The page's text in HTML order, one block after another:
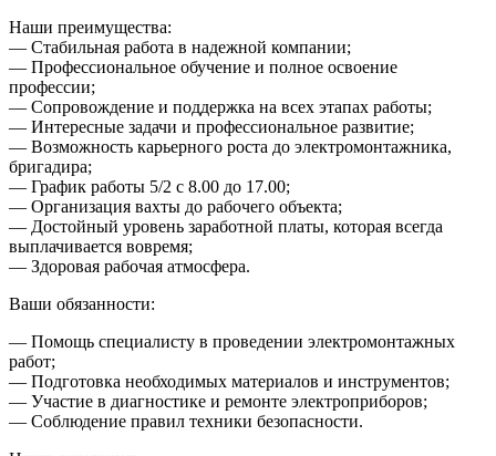
Наши преимущества:
— Стабильная работа в надежной компании;
— Профессиональное обучение и полное освоение
профессии;
— Сопровождение и поддержка на всех этапах работы;
— Интересные задачи и профессиональное развитие;
— Возможность карьерного роста до электромонтажника,
бригадира;
— График работы 5/2 с 8.00 до 17.00;
— Организация вахты до рабочего объекта;
— Достойный уровень заработной платы, которая всегда
выплачивается вовремя;
— Здоровая рабочая атмосфера.
Ваши обязанности:
— Помощь специалисту в проведении электромонтажных
работ;
— Подготовка необходимых материалов и инструментов;
— Участие в диагностике и ремонте электроприборов;
— Соблюдение правил техники безопасности.